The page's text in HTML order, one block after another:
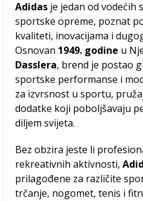
Adidas je jedan od vodećih
sportske opreme, poznat
kvaliteti, inovacijama i
Osnovan 1949. godine u
Dasslera, brend je postao
sportske performanse i
za izvrsnost u sportu,
dodatke koji poboljšavaju
diljem svijeta.
Bez obzira jeste li
rekreativnih aktivnosti,
prilagođene za različite
trčanje, nogomet, tenis i